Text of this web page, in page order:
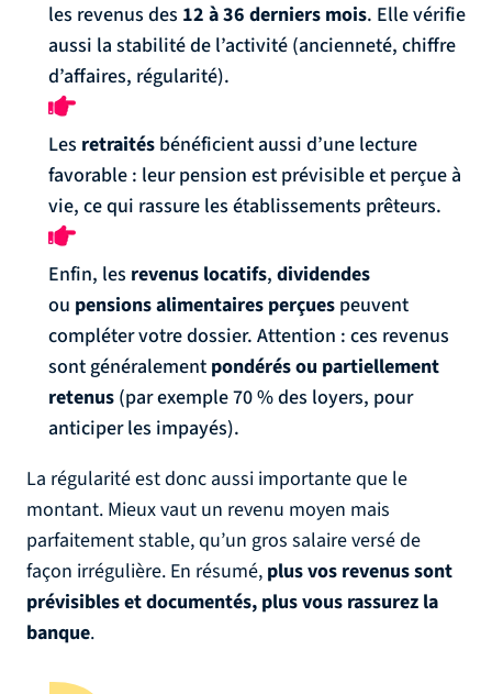
les revenus des 12 à 36 derniers mois. Elle vérifie
aussi la stabilité de l’activité (ancienneté, chiffre
d’affaires, régularité).
Les retraités bénéficient aussi d’une lecture
favorable : leur pension est prévisible et perçue à
vie, ce qui rassure les établissements prêteurs.
Enfin, les revenus locatifs, dividendes
ou pensions alimentaires perçues peuvent
compléter votre dossier. Attention : ces revenus
sont généralement pondérés ou partiellement
retenus (par exemple 70 % des loyers, pour
anticiper les impayés).
La régularité est donc aussi importante que le
montant. Mieux vaut un revenu moyen mais
parfaitement stable, qu’un gros salaire versé de
façon irrégulière. En résumé, plus vos revenus sont
prévisibles et documentés, plus vous rassurez la
banque.